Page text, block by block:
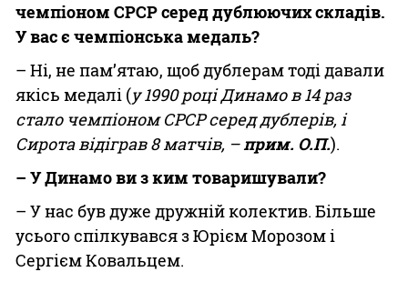
чемпіоном СРСР серед дублюючих складів.
У вас є чемпіонська медаль?
– Ні, не пам’ятаю, щоб дублерам тоді давали
якісь медалі (у 1990 році Динамо в 14 раз
стало чемпіоном СРСР серед дублерів, і
Сирота відіграв 8 матчів, –прим. О.П.).
– У Динамо ви з ким товаришували?
– У нас був дуже дружній колектив. Більше
усього спілкувався з Юрієм Морозом і
Сергієм Ковальцем.